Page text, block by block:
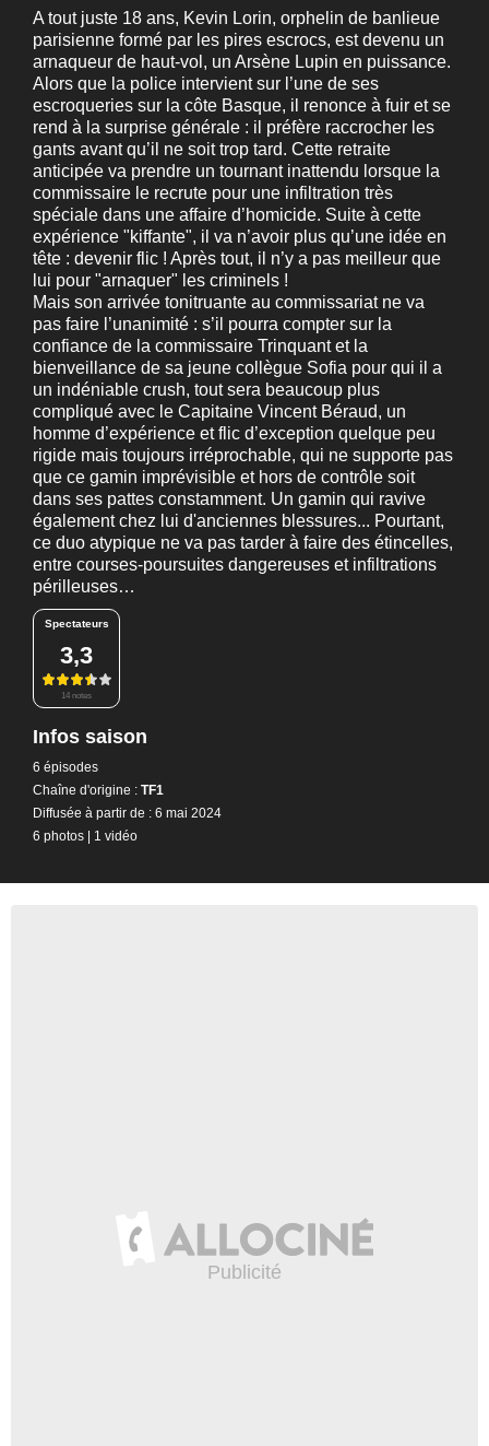
A tout juste 18 ans, Kevin Lorin, orphelin de banlieue
parisienne formé par les pires escrocs, est devenu un
arnaqueur de haut-vol, un Arsène Lupin en puissance.
Alors que la police intervient sur l’une de ses
escroqueries sur la côte Basque, il renonce à fuir et se
rend à la surprise générale : il préfère raccrocher les
gants avant qu’il ne soit trop tard. Cette retraite
anticipée va prendre un tournant inattendu lorsque la
commissaire le recrute pour une infiltration très
spéciale dans une affaire d’homicide. Suite à cette
expérience "kiffante", il va n’avoir plus qu’une idée en
tête : devenir flic ! Après tout, il n’y a pas meilleur que
lui pour "arnaquer" les criminels !
Mais son arrivée tonitruante au commissariat ne va
pas faire l’unanimité : s’il pourra compter sur la
confiance de la commissaire Trinquant et la
bienveillance de sa jeune collègue Sofia pour qui il a
un indéniable crush, tout sera beaucoup plus
compliqué avec le Capitaine Vincent Béraud, un
homme d’expérience et flic d’exception quelque peu
rigide mais toujours irréprochable, qui ne supporte pas
que ce gamin imprévisible et hors de contrôle soit
dans ses pattes constamment. Un gamin qui ravive
également chez lui d'anciennes blessures... Pourtant,
ce duo atypique ne va pas tarder à faire des étincelles,
entre courses-poursuites dangereuses et infiltrations
périlleuses…
Spectateurs
3,3
14 notes
Infos saison
6 épisodes
Chaîne d'origine : TF1
Diffusée à partir de : 6 mai 2024
6 photos | 1 vidéo